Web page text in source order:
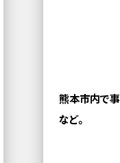
熊本市内で
など。